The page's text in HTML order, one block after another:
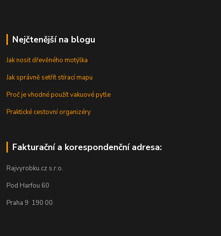
Nejčtenější na blogu
Jak nosit dřevěného motýlka
Jak správně setřít stírací mapu
Proč je vhodné použít vakuové pytle
Praktické cestovní organizéry
Fakturační a korespondenční adresa:
Rajvyrobku.cz s.r.o.
Pod Harfou 60
Praha 9 190 00